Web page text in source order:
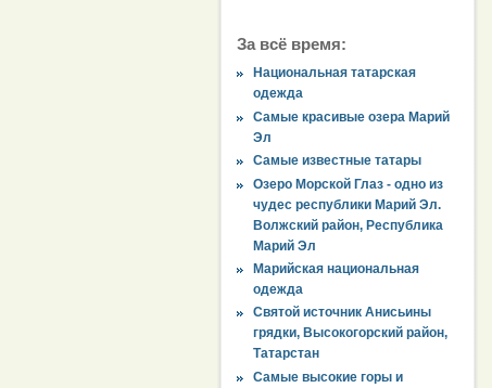
За всё время:
Национальная татарская
одежда
Самые красивые озера Марий
Эл
Самые известные татары
Озеро Морской Глаз - одно из
чудес республики Марий Эл.
Волжский район, Республика
Марий Эл
Марийская национальная
одежда
Святой источник Анисьины
грядки, Высокогорский район,
Татарстан
Самые высокие горы и